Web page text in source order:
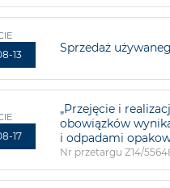
13 Sprzedaż
17
„Przejęcie i
obowiązków
i odpadami
Nr przetargu Z14/